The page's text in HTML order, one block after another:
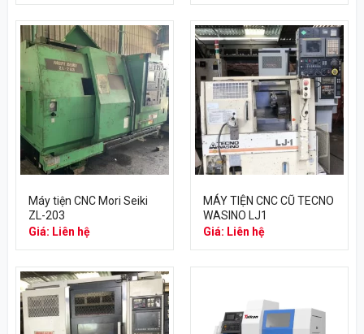
Máy tiện CNC Mori Seiki
ZL-203
Giá: Liên hệ
MÁY TIỆN CNC CŨ TECNO
WASINO LJ1
Giá: Liên hệ